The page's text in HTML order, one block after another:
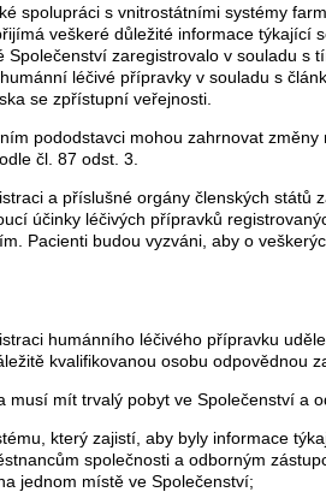
spolupráci s vnitrostátními systémy
veškeré důležité informace týkající
Společenství zaregistrovalo v souladu s
léčivé přípravky v souladu s
se zpřístupní veřejnosti.
pododstavci mohou zahrnovat
čl. 87 odst. 3.
a příslušné orgány členských států
účinky léčivých přípravků
Pacienti budou vyzváni, aby o
humánního léčivého přípravku
kvalifikovanou osobu odpovědnou
musí mít trvalý pobyt ve Společenství a
který zajistí, aby byly informace
společnosti a odborným
jednom místě ve Společenství;